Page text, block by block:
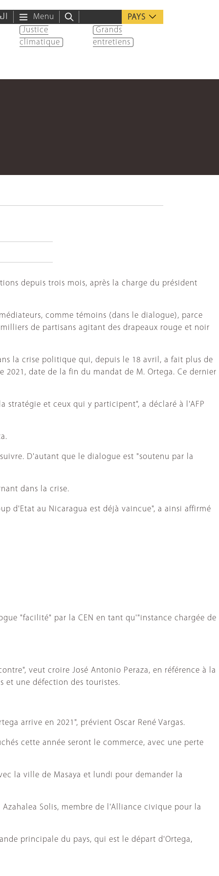
Menu
PAYS
Justice
climatique
Grands
entretiens
depuis trois mois, après la charge du président
comme témoins (dans le dialogue), parce
de partisans agitant des drapeaux rouge et noir
la crise politique qui, depuis le 18 avril, a fait plus de
2021, date de la fin du mandat de M. Ortega. Ce dernier
et ceux qui y participent", a déclaré à l'AFP
D'autant que le dialogue est "soutenu par la
dans la crise.
d'Etat au Nicaragua est déjà vaincue", a ainsi affirmé
"facilité" par la CEN en tant qu'"instance chargée de
veut croire José Antonio Peraza, en référence à la
et une défection des touristes.
arrive en 2021", prévient Oscar René Vargas.
cette année seront le commerce, avec une perte
la ville de Masaya et lundi pour demander la
Solis, membre de l'Alliance civique pour la
principale du pays, qui est le départ d'Ortega,